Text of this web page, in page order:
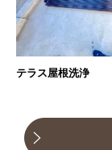
テラス屋根洗浄